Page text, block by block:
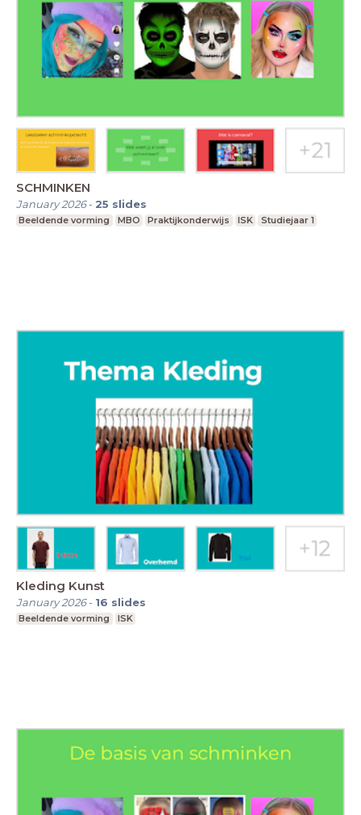
SCHMINKEN
January 2026- 25 slides
Beeldende vorming MBO Praktijkonderwijs ISK Studiejaar 1
Kleding Kunst
January 2026- 16 slides
Beeldende vorming ISK